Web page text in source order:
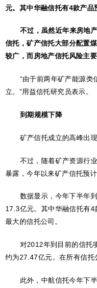
元。其中华融信托有4款产品
不过，虽然近年来房地
信托，矿产信托大部分配置
较广，而房地产信托风险主
“由于前两年矿产能源类
立。”用益信托研究员表示。
到期规模下降
矿产信托成立的高峰出
不过，随着矿产资源行
暴露，今年以来矿产信托预
数据显示，今年下半年
17.3亿元。其中华融信托有4
最大的信托公司。
对2012年到目前的信托
约为27.47亿元。在所有信托
此外，中航信托今年下